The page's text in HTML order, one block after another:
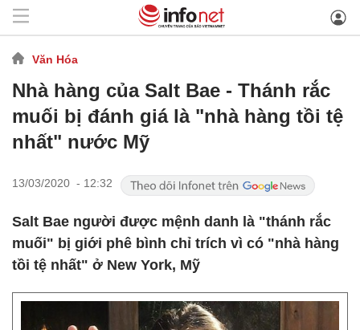
Văn Hóa
Nhà hàng của Salt Bae - Thánh rắc
muối bị đánh giá là "nhà hàng tồi tệ
nhất" nước Mỹ
13/03/2020 - 12:32
Salt Bae người được mệnh danh là "thánh rắc
muối" bị giới phê bình chỉ trích vì có "nhà hàng
tồi tệ nhất" ở New York, Mỹ